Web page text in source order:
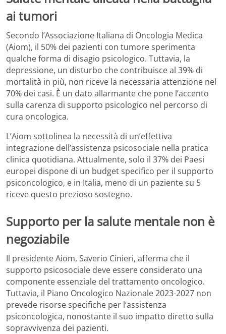
ai tumori
Secondo l’Associazione Italiana di Oncologia Medica
(Aiom), il 50% dei pazienti con tumore sperimenta
qualche forma di disagio psicologico. Tuttavia, la
depressione, un disturbo che contribuisce al 39% di
mortalità in più, non riceve la necessaria attenzione nel
70% dei casi. È un dato allarmante che pone l’accento
sulla carenza di supporto psicologico nel percorso di
cura oncologica.
L’Aiom sottolinea la necessità di un’effettiva
integrazione dell’assistenza psicosociale nella pratica
clinica quotidiana. Attualmente, solo il 37% dei Paesi
europei dispone di un budget specifico per il supporto
psiconcologico, e in Italia, meno di un paziente su 5
riceve questo prezioso sostegno.
Supporto per la salute mentale non è
negoziabile
Il presidente Aiom, Saverio Cinieri, afferma che il
supporto psicosociale deve essere considerato una
componente essenziale del trattamento oncologico.
Tuttavia, il Piano Oncologico Nazionale 2023-2027 non
prevede risorse specifiche per l’assistenza
psiconcologica, nonostante il suo impatto diretto sulla
sopravvivenza dei pazienti.